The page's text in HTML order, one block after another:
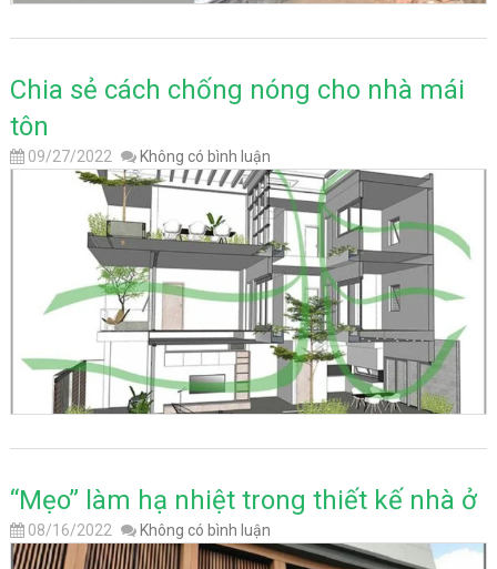
Chia sẻ cách chống nóng cho nhà mái
tôn
09/27/2022 Không có bình luận
“Mẹo” làm hạ nhiệt trong thiết kế nhà ở
08/16/2022 Không có bình luận